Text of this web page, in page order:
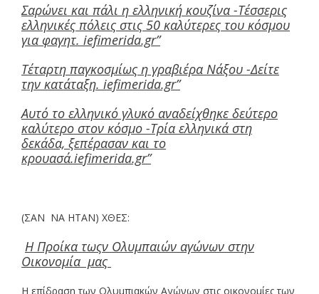
Σαρώνει και πάλι η ελληνική κουζίνα -Τέσσερις
ελληνικές πόλεις στις 50 καλύτερες του κόσμου
για φαγητ. iefimerida.gr”
Τέταρτη παγκοσμίως η γραβιέρα Νάξου -Δείτε
την κατάταξη. iefimerida.gr”
Αυτό το ελληνικό γλυκό αναδείχθηκε δεύτερο
καλύτερο στον κόσμο -Τρία ελληνικά στη
δεκάδα, ξεπέρασαν και το
κρουασά.iefimerida.gr”
(ΣΑΝ ΝΑ ΗΤΑΝ) ΧΘΕΣ:
Η Προίκα τωςν Ολυμπαιών αγώνων στην
Οικονομία μας
Η επίδραση των Ολυμπιακών Αγώνων στις οικονομίες των